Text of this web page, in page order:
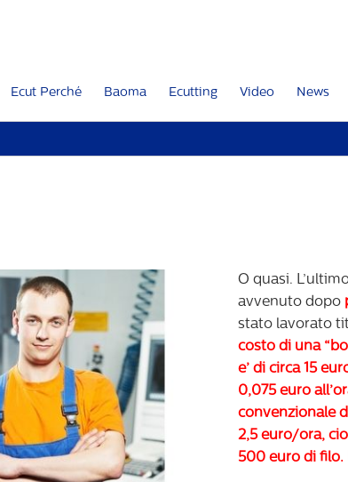
Ecut Perché Baoma Ecutting Video News
O quasi.
avvenuto dopo
stato lavorato
costo di una
e’ di circa 15
0,075 euro
convenzionale
2,5 euro/ora,
500 euro di filo.